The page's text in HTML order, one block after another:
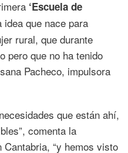
‘Escuela de
idea que nace para
rural, que durante
pero que no ha tenido
Pacheco, impulsora
que están ahí,
comenta la
“y hemos visto